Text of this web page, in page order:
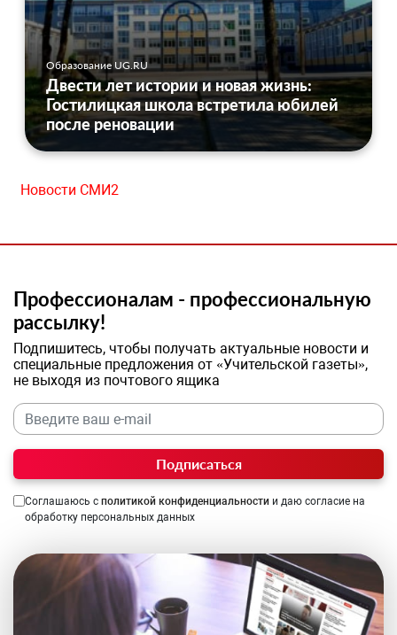
Образование UG.RU
Двести лет истории и новая жизнь:
Гостилицкая школа встретила юбилей
после реновации
Новости СМИ2
Профессионалам - профессиональную
рассылку!
Подпишитесь, чтобы получать актуальные новости и
специальные предложения от «Учительской газеты»,
не выходя из почтового ящика
Подписаться
Соглашаюсь с политикой конфиденциальности и даю согласие на
обработку персональных данных